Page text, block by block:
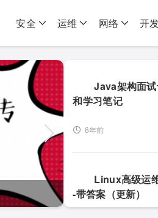
安全 运维 网络 开
分钟玩转 OpenStack
Java架构面试
和学习笔记
6年前
Linux高级运
-带答案（更新）